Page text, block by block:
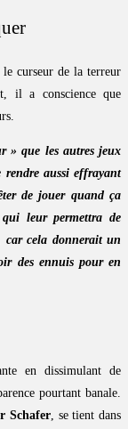
le curseur de la terreur
il a conscience que
» que les autres jeux
aussi effrayant
de jouer quand ça
leur permettra de
car cela donnerait un
des ennuis pour en
en dissimulant de
pourtant banale.
Schafer , se tient dans